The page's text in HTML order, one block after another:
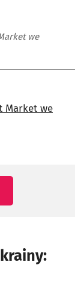
we
Market we